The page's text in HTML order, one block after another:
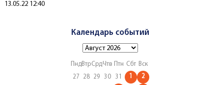
Создано
13.05.22 12:40
Календарь событий
ПндВтрСрдЧтв Птн Сбт Вск
27
28 29 30 31 1 2